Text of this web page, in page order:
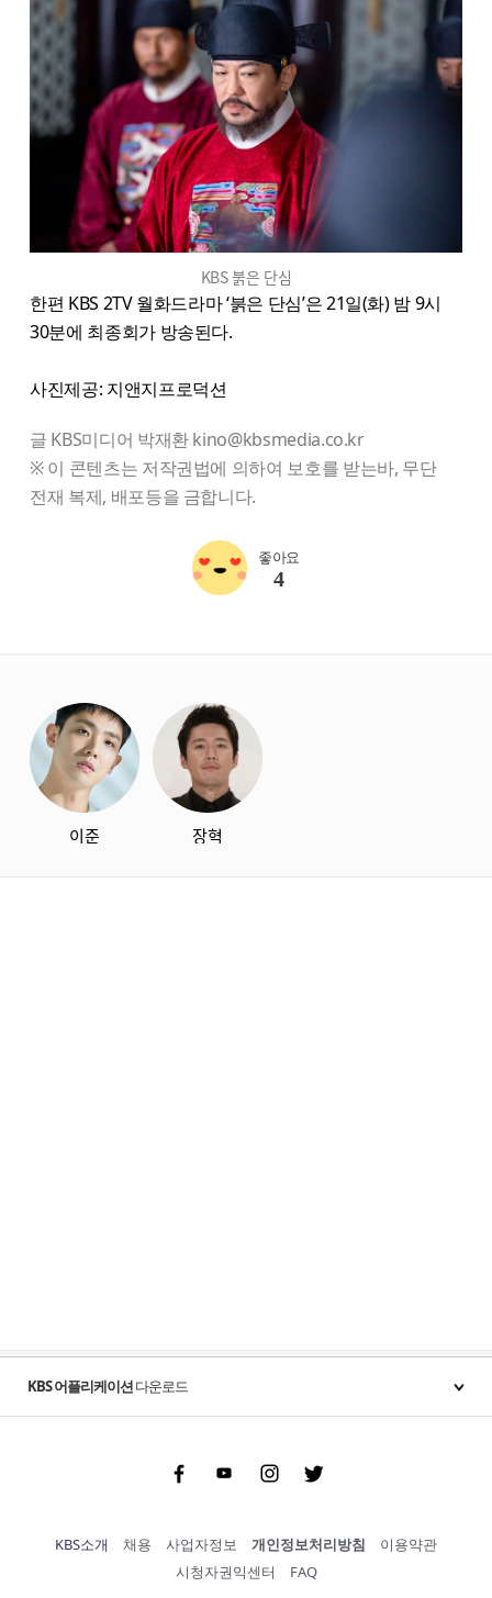
KBS 붉은 단심
한편 KBS 2TV 월화드라마 ‘붉은 단심’은 21일(화) 밤 9시
30분에 최종회가 방송된다.
사진제공: 지앤지프로덕션
글 KBS미디어 박재환 kino@kbsmedia.co.kr
※ 이 콘텐츠는 저작권법에 의하여 보호를 받는바, 무단
전재 복제, 배포등을 금합니다.
좋아요
4
이준 장혁
KBS 어플리케이션다운로드
FacebookYoutubeInstgram Twitter
KBS소개 채용 사업자정보 개인정보처리방침
이용약관
시청자권익센터
FAQ